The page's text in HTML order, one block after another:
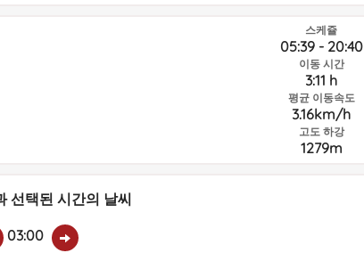
스케쥴
05:39 - 20:40
이동 시간
3:11 h
평균 이동속도
3.16km/h
고도 하강
1279m
선택된 시간의 날씨
03:00